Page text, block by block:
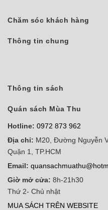
Chăm sóc khách hàng
Thông tin chung
Thông tin sách
Quán sách Mùa Thu
Hotline: 0972 873 962
Địa chỉ: M20, Đường Nguyễn
Quận 1, TP.HCM
Email:
Giờ mở cửa: 8h-21h30
Thứ 2- Chủ nhật
MUA SÁCH TRÊN WEBSITE